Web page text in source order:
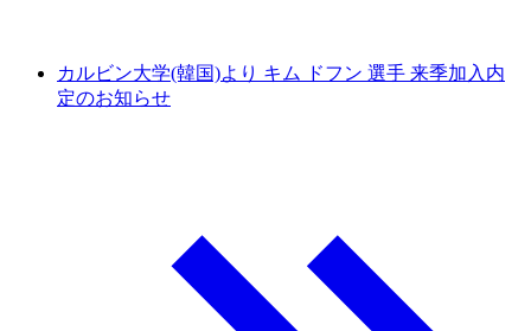
カルビン大学(韓国)より キム ドフン 選手 来季加入内
定のお知らせ